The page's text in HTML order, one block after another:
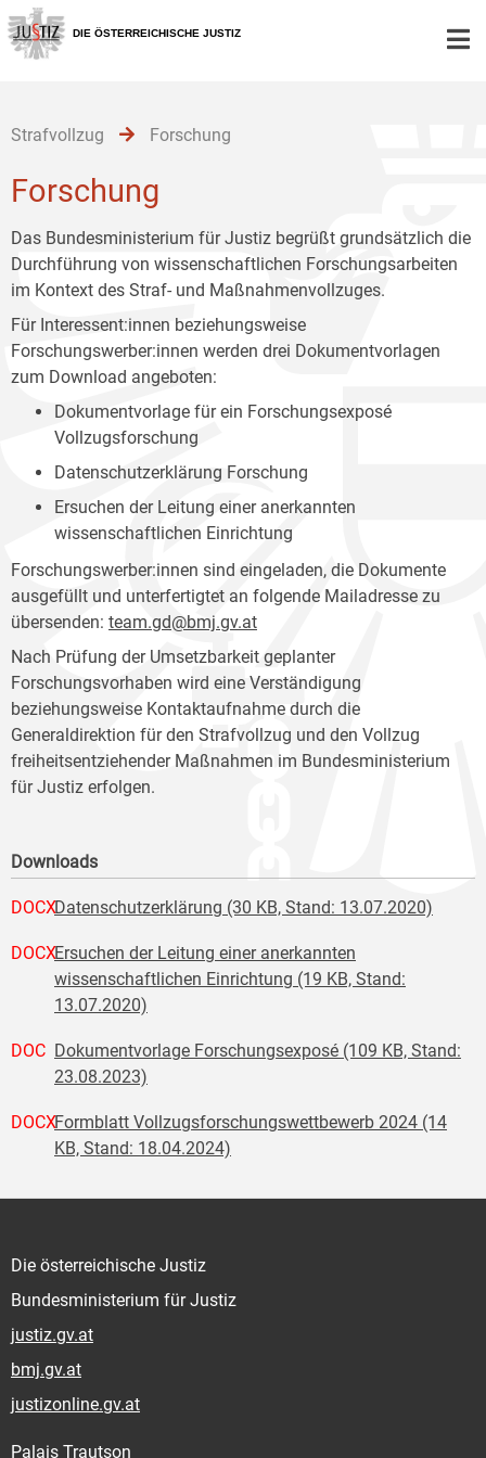
Zur
Hauptnavigation
[1]
Zum
Inhalt
[2]
Zum
Untermenü
[3]
DIE ÖSTERREICHISCHE JUSTIZ
Strafvollzug Forschung
Forschung
Das Bundesministerium für Justiz begrüßt grundsätzlich die
Durchführung von wissenschaftlichen Forschungsarbeiten
im Kontext des Straf- und Maßnahmenvollzuges.
Für Interessent:innen beziehungsweise
Forschungswerber:innen werden drei Dokumentvorlagen
zum Download angeboten:
Dokumentvorlage für ein Forschungsexposé
Vollzugsforschung
Datenschutzerklärung Forschung
Ersuchen der Leitung einer anerkannten
wissenschaftlichen Einrichtung
Forschungswerber:innen sind eingeladen, die Dokumente
ausgefüllt und unterfertigtet an folgende Mailadresse zu
übersenden: team.gd@bmj.gv.at
Nach Prüfung der Umsetzbarkeit geplanter
Forschungsvorhaben wird eine Verständigung
beziehungsweise Kontaktaufnahme durch die
Generaldirektion für den Strafvollzug und den Vollzug
freiheitsentziehender Maßnahmen im Bundesministerium
für Justiz erfolgen.
Downloads
DOCXDatenschutzerklärung (30 KB, Stand: 13.07.2020)
DOCXErsuchen der Leitung einer anerkannten
wissenschaftlichen Einrichtung (19 KB, Stand:
13.07.2020)
DOC Dokumentvorlage Forschungsexposé (109 KB, Stand:
23.08.2023)
DOCXFormblatt Vollzugsforschungswettbewerb 2024 (14
KB, Stand: 18.04.2024)
Die österreichische Justiz
Bundesministerium für Justiz
justiz.gv.at
bmj.gv.at
justizonline.gv.at
Palais Trautson